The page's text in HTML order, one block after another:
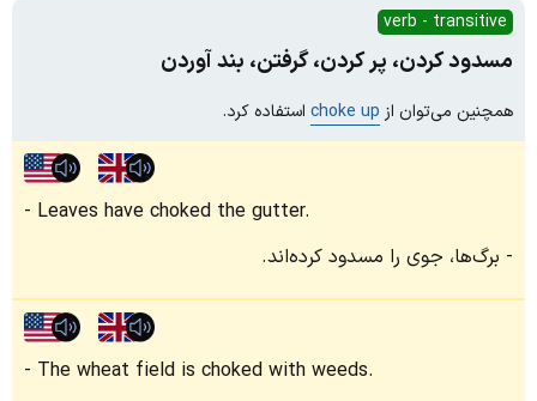
verb - transitive
مسدود کردن، پر کردن، گرفتن، بند آوردن
همچنین می‌توان از choke up استفاده کرد.
Leaves have choked the gutter.
برگ‌ها، جوی را مسدود کرده‌اند.
The wheat field is choked with weeds.